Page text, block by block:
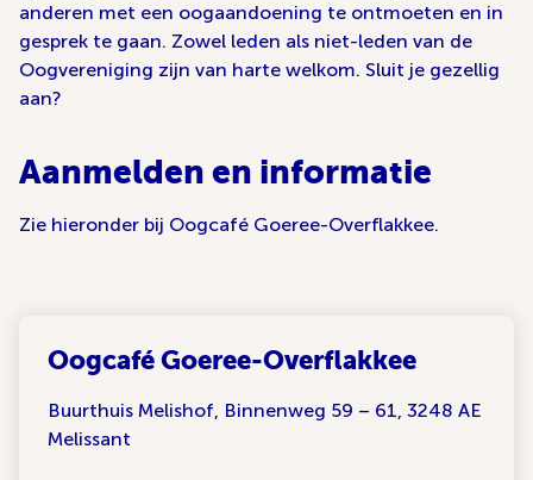
anderen met een oogaandoening te ontmoeten en in
gesprek te gaan. Zowel leden als niet-leden van de
Oogvereniging zijn van harte welkom. Sluit je gezellig
aan?
Aanmelden en informatie
Zie hieronder bij Oogcafé Goeree-Overflakkee.
Oogcafé Goeree-Overflakkee
Buurthuis Melishof, Binnenweg 59 – 61, 3248 AE
Melissant